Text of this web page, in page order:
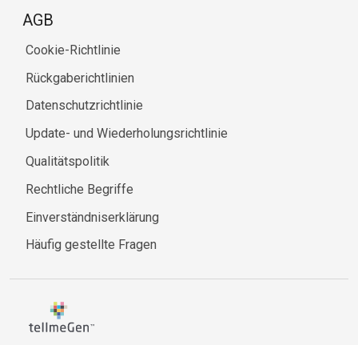
AGB
Cookie-Richtlinie
Rückgaberichtlinien
Datenschutzrichtlinie
Update- und Wiederholungsrichtlinie
Qualitätspolitik
Rechtliche Begriffe
Einverständniserklärung
Häufig gestellte Fragen